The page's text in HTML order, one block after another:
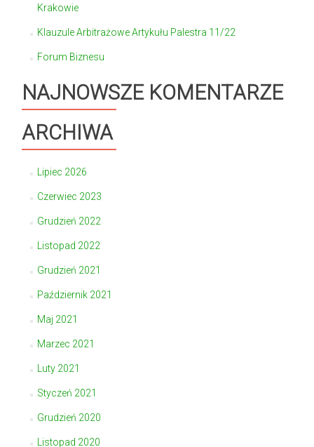
Krakowie
Klauzule Arbitrażowe Artykułu Palestra 11/22
Forum Biznesu
NAJNOWSZE KOMENTARZE
ARCHIWA
Lipiec 2026
Czerwiec 2023
Grudzień 2022
Listopad 2022
Grudzień 2021
Październik 2021
Maj 2021
Marzec 2021
Luty 2021
Styczeń 2021
Grudzień 2020
Listopad 2020